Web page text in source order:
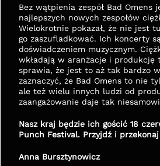
Bez wątpienia zespół Bad Omens
najlepszych nowych zespołów
Wielokrotnie pokazał, że nie jest
go zaszufladkować. Ich koncerty
doświadczeniem muzycznym.
wkładają w aranżacje i produkcję
sprawia, że jest to aż tak bardzo
zaznaczyć, że Bad Omens to nie
ale też wielu innych ludzi od
zaangażowanie daje tak
Nasz kraj będzie ich gościć 18
Punch Festival. Przyjdź i
Anna Bursztynowicz